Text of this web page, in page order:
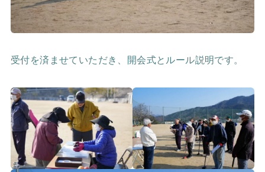
受付を済ませていただき、開会式とルール説明です。